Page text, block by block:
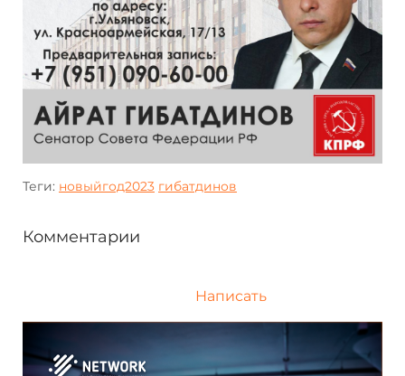
Теги: новыйгод2023 гибатдинов
Комментарии
Написать